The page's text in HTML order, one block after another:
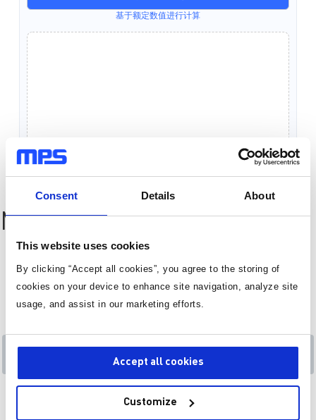
Consent Details About
This website uses cookies
By clicking “Accept all cookies”, you agree to the storing of
cookies on your device to enhance site navigation, analyze site
usage, and assist in our marketing efforts.
Accept all cookies
Customize
基于额定数值进行计算
MP38900-B Resources
VIN (MAX) 14V 至 19V